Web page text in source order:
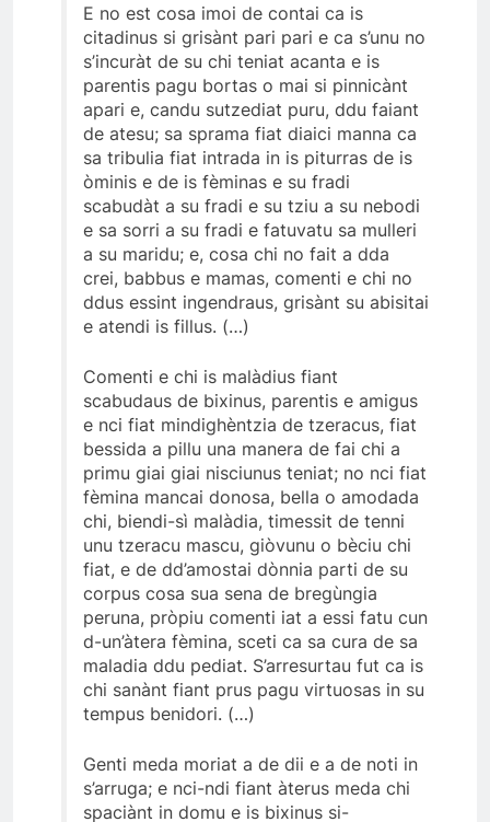
E no est cosa imoi de contai ca is
citadinus si grisànt pari pari e ca s’unu no
s’incuràt de su chi teniat acanta e is
parentis pagu bortas o mai si pinnicànt
apari e, candu sutzediat puru, ddu faiant
de atesu; sa sprama fiat diaici manna ca
sa tribulia fiat intrada in is piturras de is
òminis e de is fèminas e su fradi
scabudàt a su fradi e su tziu a su nebodi
e sa sorri a su fradi e fatuvatu sa mulleri
a su maridu; e, cosa chi no fait a dda
crei, babbus e mamas, comenti e chi no
ddus essint ingendraus, grisànt su abisitai
e atendi is fillus. (…)
Comenti e chi is malàdius fiant
scabudaus de bixinus, parentis e amigus
e nci fiat mindighèntzia de tzeracus, fiat
bessida a pillu una manera de fai chi a
primu giai giai nisciunus teniat; no nci fiat
fèmina mancai donosa, bella o amodada
chi, biendi-sì malàdia, timessit de tenni
unu tzeracu mascu, giòvunu o bèciu chi
fiat, e de dd’amostai dònnia parti de su
corpus cosa sua sena de bregùngia
peruna, pròpiu comenti iat a essi fatu cun
d-un’àtera fèmina, sceti ca sa cura de sa
maladia ddu pediat. S’arresurtau fut ca is
chi sanànt fiant prus pagu virtuosas in su
tempus benidori. (…)
Genti meda moriat a de dii e a de noti in
s’arruga; e nci-ndi fiant àterus meda chi
spaciànt in domu e is bixinus si-